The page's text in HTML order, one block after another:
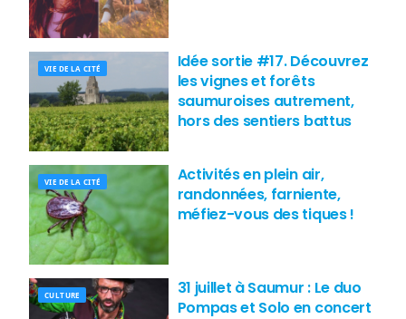
VIE DE LA CITÉ
Idée sortie #17. Découvrez
les vignes et forêts
saumuroises autrement,
hors des sentiers battus
VIE DE LA CITÉ
Activités en plein air,
randonnées, farniente,
méfiez-vous des tiques !
CULTURE
31 juillet à Saumur : Le duo
Pompas et Solo en concert